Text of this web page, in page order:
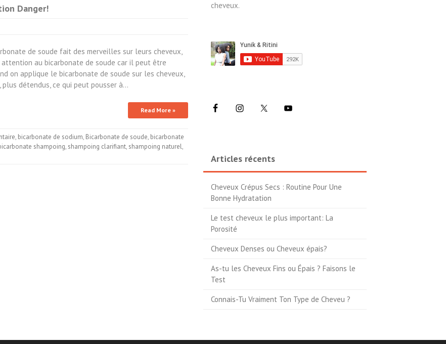
Danger!
de soude fait des merveilles sur leurs cheveux,
au bicarbonate de soude car il peut être
on applique le bicarbonate de soude sur les cheveux,
détendus, ce qui peut pousser à…
Read More »
, bicarbonate de sodium, Bicarbonate de soude, bicarbonate
shampoing, shampoing clarifiant, shampoing naturel,
cheveux.
Articles récents
Cheveux Crépus Secs : Routine Pour Une
Bonne Hydratation
Le test cheveux le plus important: La
Porosité
Cheveux Denses ou Cheveux épais?
As-tu les Cheveux Fins ou Épais ? Faisons le
Test
Connais-Tu Vraiment Ton Type de Cheveu ?